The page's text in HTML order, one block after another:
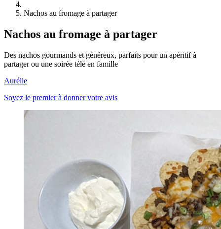
Nachos au fromage à partager
Nachos au fromage à partager
Des nachos gourmands et généreux, parfaits pour un apéritif à
partager ou une soirée télé en famille
Aurélie
Soyez le premier à donner votre avis